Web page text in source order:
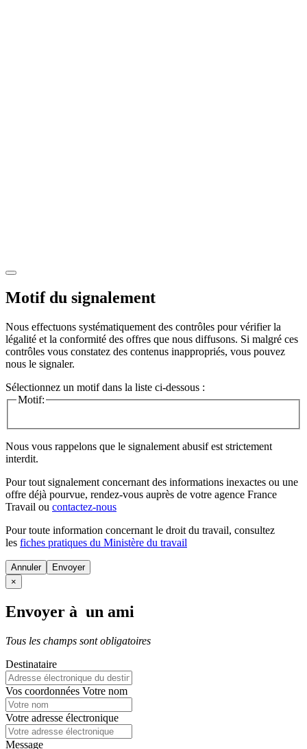
Motif du signalement
Nous effectuons systématiquement des contrôles pour vérifier la
légalité et la conformité des offres que nous diffusons. Si malgré ces
contrôles vous constatez des contenus inappropriés, vous pouvez
nous le signaler.
Sélectionnez un motif dans la liste ci-dessous :
Motif:
Nous vous rappelons que le signalement abusif est strictement
interdit.
Pour tout signalement concernant des informations inexactes ou une
offre déjà pourvue, rendez-vous auprès de votre agence France
Travail ou contactez-nous
Pour toute information concernant le droit du travail, consultez
les fiches pratiques du Ministère du travail
Annuler
×
Envoyer à un ami
Tous les champs sont obligatoires
Destinataire
Vos coordonnées Votre nom
Votre adresse électronique
Message